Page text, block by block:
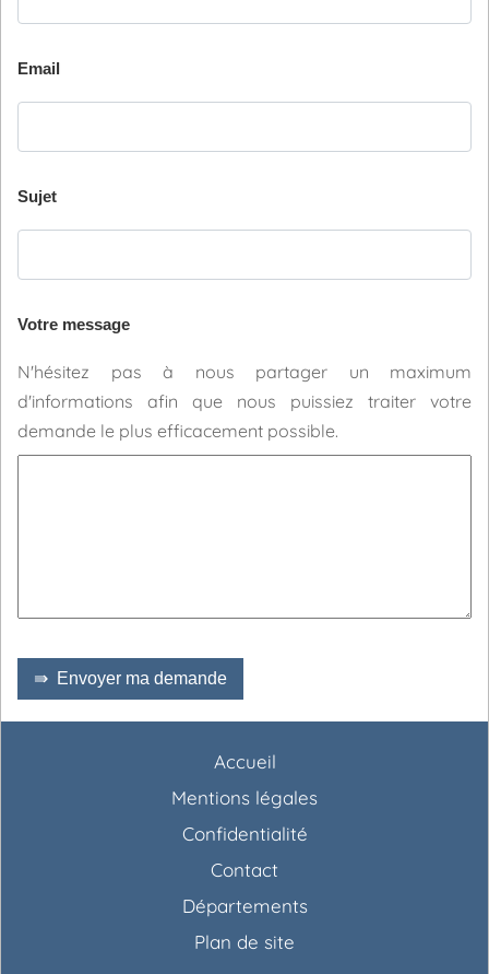
Email
Sujet
Votre message
N'hésitez pas à nous partager un maximum
d'informations afin que nous puissiez traiter votre
demande le plus efficacement possible.
⇛ Envoyer ma demande
Accueil
Mentions légales
Confidentialité
Contact
Départements
Plan de site